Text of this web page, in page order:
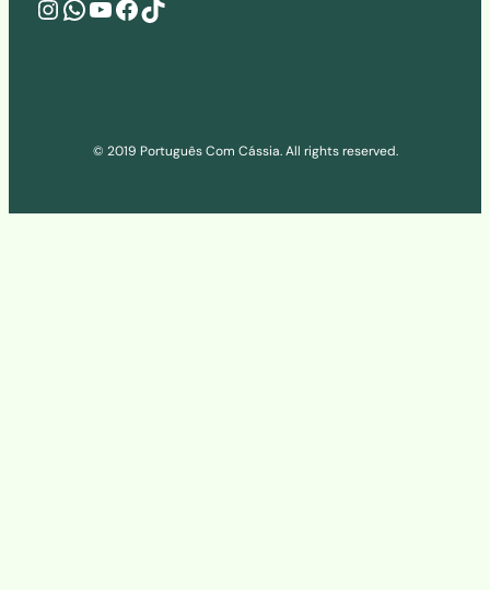
Instagramwa.me/541160273686 YouTube Facebook TikTok
© 2019 Português Com Cássia. All rights reserved.